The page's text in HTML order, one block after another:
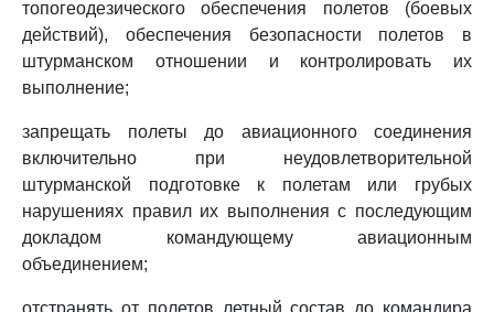
топогеодезического обеспечения полетов (боевых
действий), обеспечения безопасности полетов в
штурманском отношении и контролировать их
выполнение;
запрещать полеты до авиационного соединения
включительно при неудовлетворительной
штурманской подготовке к полетам или грубых
нарушениях правил их выполнения с последующим
докладом командующему авиационным
объединением;
отстранять от полетов летный состав до командира